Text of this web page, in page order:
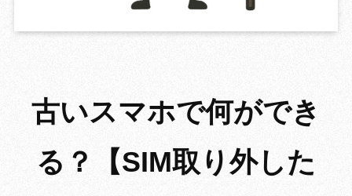
古いスマホで何ができ
る？【SIM取り外した